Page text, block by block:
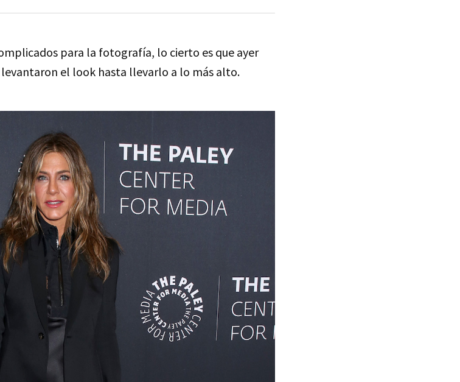
para la fotografía, lo cierto es que ayer
levantaron el look hasta llevarlo a lo más alto.